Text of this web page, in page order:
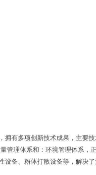
有多项创新技术成果，主要
理体系和：环境管理体系，
备、粉体打散设备等，解决